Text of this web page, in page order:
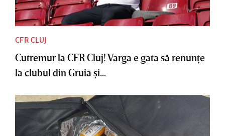
CFR CLUJ
Cutremur la CFR Cluj! Varga e gata să renunţe
la clubul din Gruia şi...